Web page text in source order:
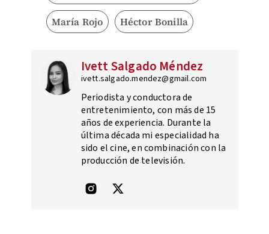
María Rojo Héctor Bonilla
Ivett Salgado Méndez
ivett.salgado.mendez@gmail.com
Periodista y conductora de
entretenimiento, con más de 15
años de experiencia. Durante la
última década mi especialidad ha
sido el cine, en combinación con la
producción de televisión.